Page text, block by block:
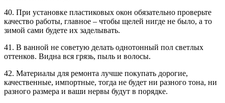
40. При установке пластиковых окон обязательно проверьте
качество работы, главное – чтобы щелей нигде не было, а то
зимой сами будете их заделывать.
41. В ванной не советую делать однотонный пол светлых
оттенков. Видна вся грязь, пыль и волосы.
42. Материалы для ремонта лучше покупать дорогие,
качественные, импортные, тогда не будет ни разного тона, ни
разного размера и ваши нервы будут в порядке.